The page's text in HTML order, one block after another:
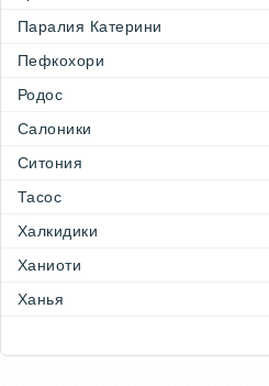
Паралия Катерини
Пефкохори
Родос
Салоники
Ситония
Тасос
Халкидики
Ханиоти
Ханья